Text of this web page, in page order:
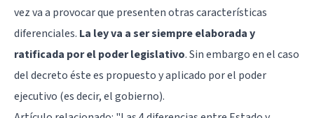
vez va a provocar que presenten otras características
diferenciales. La ley va a ser siempre elaborada y
ratificada por el poder legislativo. Sin embargo en el caso
del decreto éste es propuesto y aplicado por el poder
ejecutivo (es decir, el gobierno).